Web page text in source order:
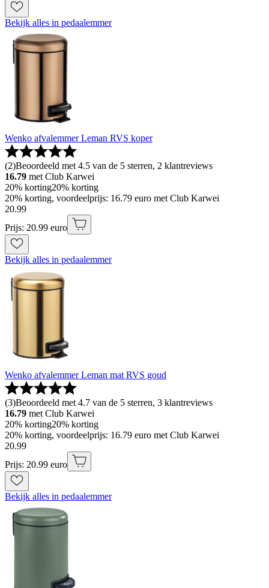
Bekijk alles in pedaalemmer
Wenko afvalemmer Leman RVS koper
(2)Beoordeeld met 4.5 van de 5 sterren, 2 klantreviews
16.79 met Club Karwei
20% korting20% korting
20% korting, voordeelprijs: 16.79 euro met Club Karwei
20.99
Prijs: 20.99 euro
Bekijk alles in pedaalemmer
Wenko afvalemmer Leman mat RVS goud
(3)Beoordeeld met 4.7 van de 5 sterren, 3 klantreviews
16.79 met Club Karwei
20% korting20% korting
20% korting, voordeelprijs: 16.79 euro met Club Karwei
20.99
Prijs: 20.99 euro
Bekijk alles in pedaalemmer